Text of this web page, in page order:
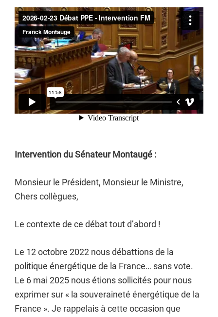
Intervention du Sénateur Montaugé :
Monsieur le Président, Monsieur le Ministre,
Chers collègues,
Le contexte de ce débat tout d’abord !
Le 12 octobre 2022 nous débattions de la
politique énergétique de la France… sans vote.
Le 6 mai 2025 nous étions sollicités pour nous
exprimer sur « la souveraineté énergétique de la
France ». Je rappelais à cette occasion que